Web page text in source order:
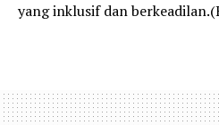
yang inklusif dan